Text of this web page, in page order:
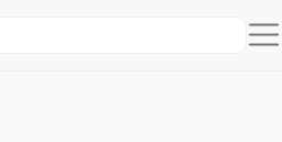
партнеры и их